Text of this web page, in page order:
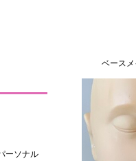
ベースメ
ーソナル